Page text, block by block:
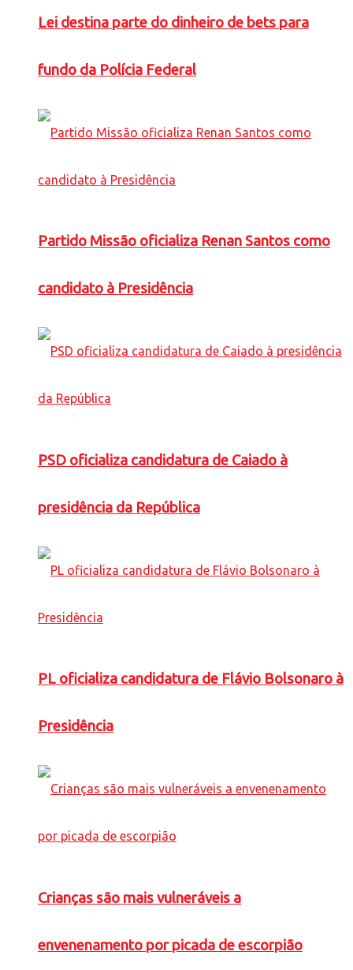
Lei destina parte do dinheiro de bets para
fundo da Polícia Federal
Partido Missão oficializa Renan Santos como
candidato à Presidência
PSD oficializa candidatura de Caiado à
presidência da República
PL oficializa candidatura de Flávio Bolsonaro à
Presidência
Crianças são mais vulneráveis a
envenenamento por picada de escorpião